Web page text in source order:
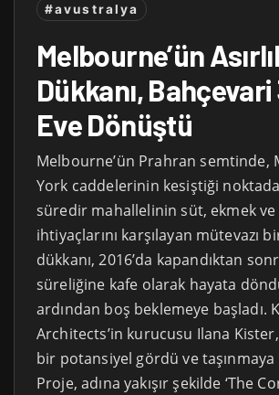
#avustralya
Melbourne’ün
Dükkanı, Bahçevari
Eve Dönüştü
Melbourne’ün Prahran semtinde,
York caddelerinin kesiştiği noktada
süredir mahallelinin süt, ekmek
ihtiyaçlarını karşılayan mütevazı
dükkanı, 2016’da kapandıktan
süreliğine kafe olarak hayata
ardından boş beklemeye başladı.
Architects’in kurucusu Ilana
bir potansiyel gördü ve
Proje, adına yakışır şekilde ‘The